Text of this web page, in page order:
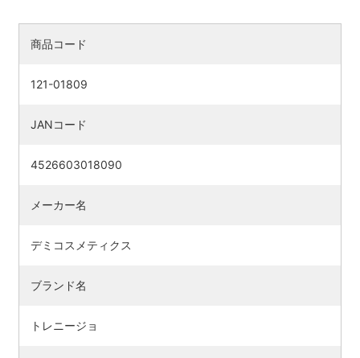
商品コード
121-01809
JANコード
4526603018090
メーカー名
デミコスメティクス
ブランド名
トレニージョ